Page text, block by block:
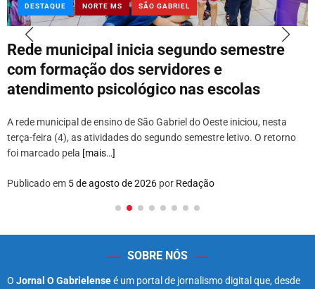
DESTAQUE NORTE MS SÃO GABRIEL
Rede municipal inicia segundo semestre
com formação dos servidores e
atendimento psicológico nas escolas
A rede municipal de ensino de São Gabriel do Oeste iniciou, nesta
terça-feira (4), as atividades do segundo semestre letivo. O retorno
foi marcado pela [mais…]
Publicado em 5 de agosto de 2026 por Redação
SOBRE NÓS
O Jornal O Gabrielenseé um portal de jornalismo digital que, desde